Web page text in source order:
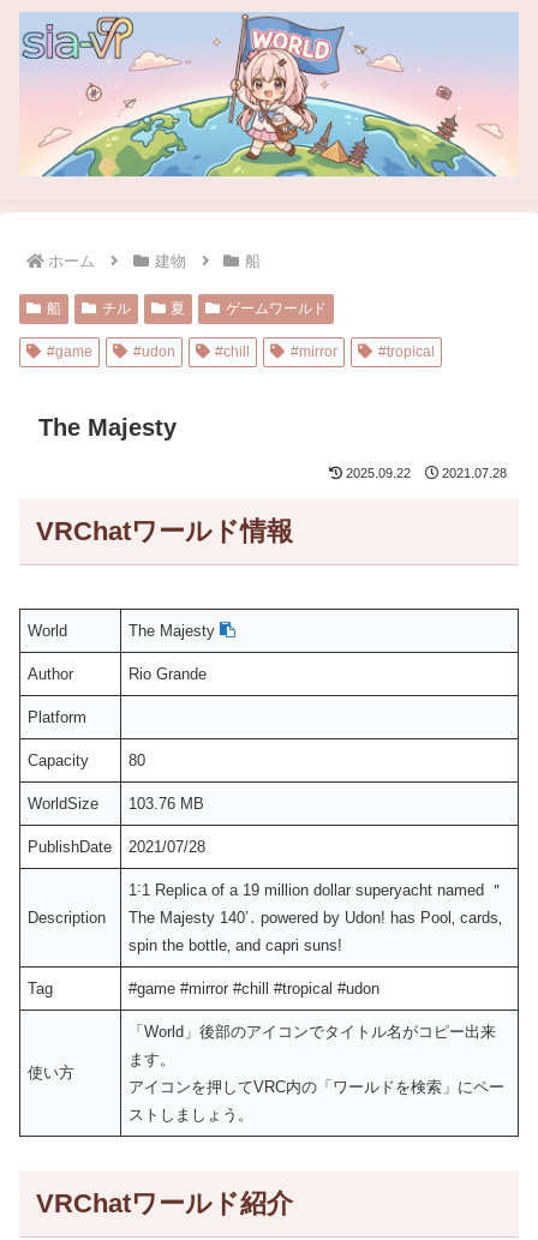
ホーム 建物 船
船 チル 夏 ゲームワールド
#game #udon #chill #mirror #tropical
The Majesty
2025.09.22 2021.07.28
VRChatワールド情報
World The Majesty
Author Rio Grande
Platform
Capacity 80
WorldSize 103.76 MB
PublishDate 2021/07/28
Description
1˸1 Replica of a 19 million dollar superyacht named ＂
The Majesty 140’․ powered by Udonǃ has Pool‚ cards‚
spin the bottle‚ and capri sunsǃ
Tag #game #mirror #chill #tropical #udon
使い方
「World」後部のアイコンでタイトル名がコピー出来
ます。
アイコンを押してVRC内の「ワールドを検索」にペー
ストしましょう。
VRChatワールド紹介